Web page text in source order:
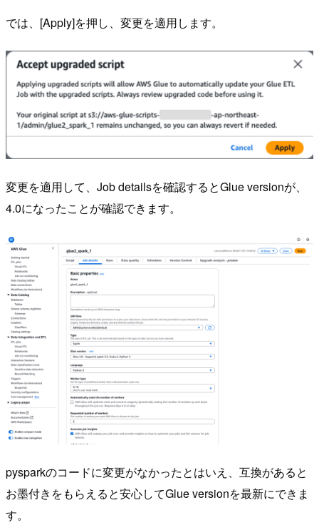
では、[Apply]を押し、変更を適用します。
変更を適用して、Job detailsを確認するとGlue versionが、
4.0になったことが確認できます。
pysparkのコードに変更がなかったとはいえ、互換があると
お墨付きをもらえると安心してGlue versionを最新にできま
す。